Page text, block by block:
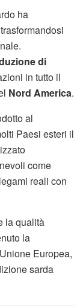
ha
di
in tutto il
Nord America.
al
Paesi esteri il
come
reali con
la qualità
la
Europea,
sarda